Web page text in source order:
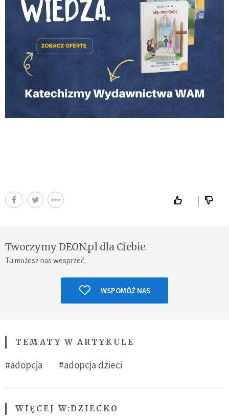
Tworzymy DEON.pl dla Ciebie
Tu możesz nas wesprzeć.
WSPOMÓŻ NAS
TEMATY W ARTYKULE
#adopcja #adopcja dzieci
WIĘCEJ W:DZIECKO